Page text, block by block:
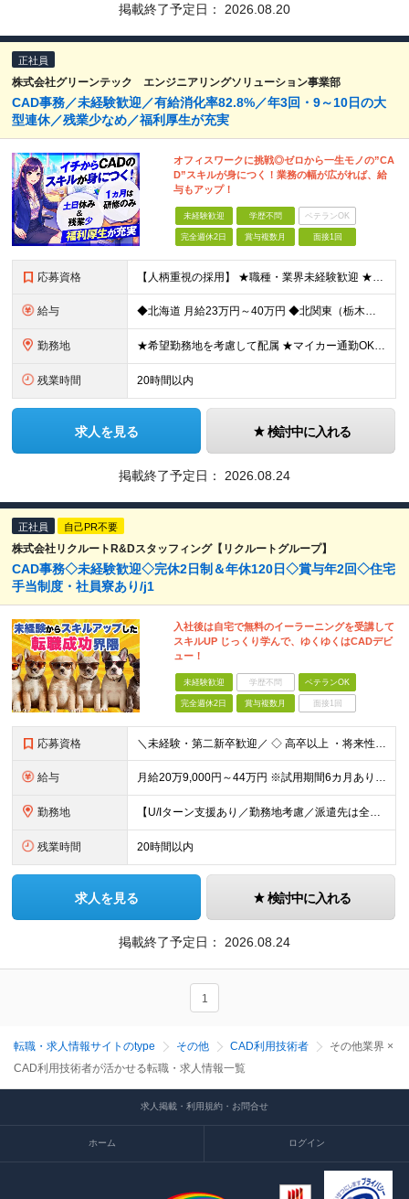
掲載終了予定日： 2026.08.20
正社員
株式会社グリーンテック エンジニアリングソリューション事業部
CAD事務／未経験歓迎／有給消化率82.8%／年3回・9～10日の大
型連休／残業少なめ／福利厚生が充実
オフィスワークに挑戦◎ゼロから一生モノの”CA
D”スキルが身につく！業務の幅が広がれば、給
与もアップ！
未経験歓迎 学歴不問 ベテランOK
完全週休2日 賞与複数月 面接1回
応募資格 【人柄重視の採用】 ★職種・業界未経験歓迎 ★学歴不問 文系出身の方や、第二新卒の方からのご応募も大歓迎！ 【必須条件】 ◎普通自動車免許（AT限定可） 【求める人物像】 ■事務職デビューをしたい
給与 ◆北海道 月給23万円～40万円 ◆北関東（栃木県） 月給22万250円～31万円 ◆関東（東京都・神奈川県） 月給22万2350円～35万3150円 ◆愛知県 ★積極採用中！ 月給22万250
勤務地 ★希望勤務地を考慮して配属 ★マイカー通勤OK 北海道・栃木・東京・神奈川・静岡・愛知・三重・滋賀・京都・大阪・兵庫・福岡・熊本の各プロジェクト先への配属となります。 ※勤務地はお住いの地域やご希望
残業時間 20時間以内
求人を見る 検討中に入れる
掲載終了予定日： 2026.08.24
正社員 自己PR不要
株式会社リクルートR&Dスタッフィング【リクルートグループ】
CAD事務◇未経験歓迎◇完休2日制＆年休120日◇賞与年2回◇住宅
手当制度・社員寮あり/j1
入社後は自宅で無料のイーラーニングを受講して
スキルUP じっくり学んで、ゆくゆくはCADデビ
ュー！
未経験歓迎 学歴不問 ベテランOK
完全週休2日 賞与複数月 面接1回
応募資格 ＼未経験・第二新卒歓迎／ ◇ 高卒以上 ・将来性がありそうだと思ったから ・正社員としてしっかり稼ぎたい ・手に職つけたくて など志望理由は何でもOK！ 仕事は1からレクチャーしますので、 全くの未
給与 月給20万9,000円～44万円 ※試用期間6カ月あり（期間中の待遇に変更なし） ※経験・能力・前給を考慮の上、決定いたします ※時間外手当100％支給 ※派遣就業先が変更となる場合には、就業規則、
勤務地 【U/Iターン支援あり／勤務地考慮／派遣先は全国36都府県】 引越補助、社員寮、住宅手当制度あり。U/Iターンも歓迎です！ ■東北エリア／青森・岩手・宮城・秋田・山形・福島 ■関東エリア／東京・埼玉
残業時間 20時間以内
求人を見る 検討中に入れる
掲載終了予定日： 2026.08.24
1
転職・求人情報サイトのtype その他 CAD利用技術者
その他業界 ×
CAD利用技術者が活かせる転職・求人情報一覧
求人掲載・利用規約・お問合せ
ホーム ログイン